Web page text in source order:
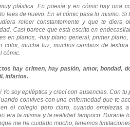
plástica. En poesía y en cómic hay una
lees de nuevo. En el cómic pasa lo mismo.
releer constantemente y que te diera
Casi parece que está escrita en
en planos, -hay plano general, primer
color, mucha luz, muchos cambios de
cómic.
hay crimen, hay pasión, amor, bondad,
infartos.
Yo soy epiléptica y crecí con ausencias. Con
convives con una enfermedad que te
el colegio pero claro, cuando empiezas
era la misma y la realidad tampoco. Durante
me he cuidado mucho, tenemos